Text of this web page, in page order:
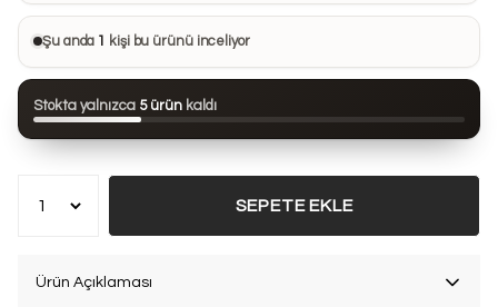
Bu ürünü 25 kişi favorilerine ekledi
Bu ürün son 24 saatte100 kezgörüntülendi
Şu anda 1 kişi bu ürünü inceliyor
Stokta yalnızca 5 ürün kaldı
SEPETE EKLE
Ürün Açıklaması